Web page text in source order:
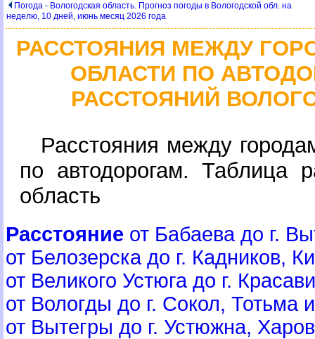
Погода - Вологодская область. Прогноз погоды в Вологодской обл. на
неделю, 10 дней, июнь месяц 2026 года
РАССТОЯНИЯ МЕЖДУ
ОБЛАСТИ ПО
РАССТОЯНИЙ
Расстояния между
по автодорогам. Таблица
область
Расстояние от Бабаева до г.
от Белозерска до г. Кадников,
от Великого Устюга до г.
от Вологды до г. Сокол, Тотьма
от Вытегры до г. Устюжна,